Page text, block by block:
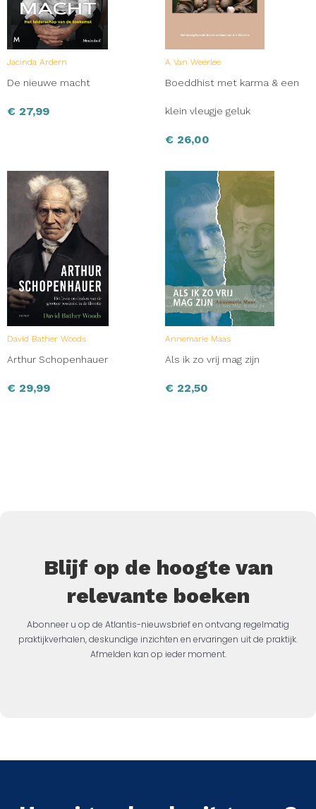
Jacinda Ardern
De nieuwe macht
€ 27,99
A Van Weerlee
Boeddhist met karma & een
klein vleugje geluk
€ 26,00
David Bather Woods
Arthur Schopenhauer
€ 29,99
Annemarie Maas
Als ik zo vrij mag zijn
€ 22,50
Blijf op de hoogte van
relevante boeken
Abonneer u op de Atlantis-nieuwsbrief en ontvang regelmatig
praktijkverhalen, deskundige inzichten en ervaringen uit de praktijk.
Afmelden kan op ieder moment.